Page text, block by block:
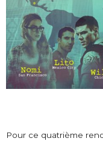
Pour ce quatrième